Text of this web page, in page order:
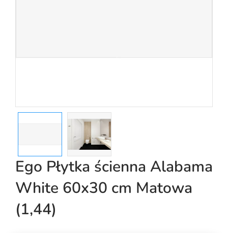
Ego Płytka ścienna Alabama
White 60x30 cm Matowa
(1,44)